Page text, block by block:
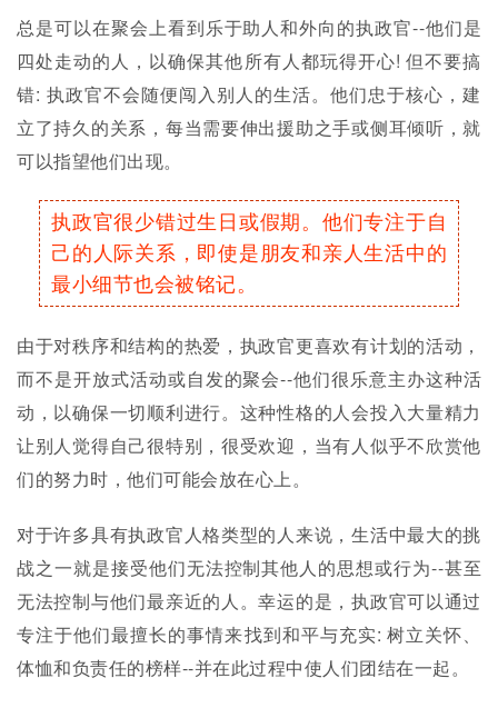
总是可以在聚会上看到乐于助人和外向的执政官--他们是
四处走动的人，以确保其他所有人都玩得开心! 但不要搞
错: 执政官不会随便闯入别人的生活。他们忠于核心，建
立了持久的关系，每当需要伸出援助之手或侧耳倾听，就
可以指望他们出现。
执政官很少错过生日或假期。他们专注于自
己的人际关系，即使是朋友和亲人生活中的
最小细节也会被铭记。
由于对秩序和结构的热爱，执政官更喜欢有计划的活动，
而不是开放式活动或自发的聚会--他们很乐意主办这种活
动，以确保一切顺利进行。这种性格的人会投入大量精力
让别人觉得自己很特别，很受欢迎，当有人似乎不欣赏他
们的努力时，他们可能会放在心上。
对于许多具有执政官人格类型的人来说，生活中最大的挑
战之一就是接受他们无法控制其他人的思想或行为--甚至
无法控制与他们最亲近的人。幸运的是，执政官可以通过
专注于他们最擅长的事情来找到和平与充实: 树立关怀、
体恤和负责任的榜样--并在此过程中使人们团结在一起。